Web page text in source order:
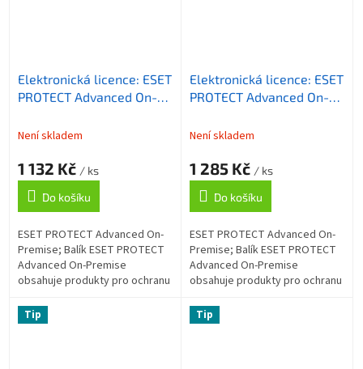
Elektronická licence: ESET
PROTECT Advanced On-
rok
Není skladem
1 132 Kč / ks
Do košíku
ESET PROTECT Advanced On-
Premise; Balík ESET PROTECT
Advanced On-Premise
obsahuje produkty pro ochranu
souborového serveru, šifrování
celého disku a...
Elektronická licence: ESET
PROTECT Advanced On-
rok
Není skladem
1 285 Kč / ks
Do košíku
ESET PROTECT Advanced On-
Premise; Balík ESET PROTECT
Advanced On-Premise
obsahuje produkty pro ochranu
souborového serveru, šifrování
celého disku a...
Tip Tip